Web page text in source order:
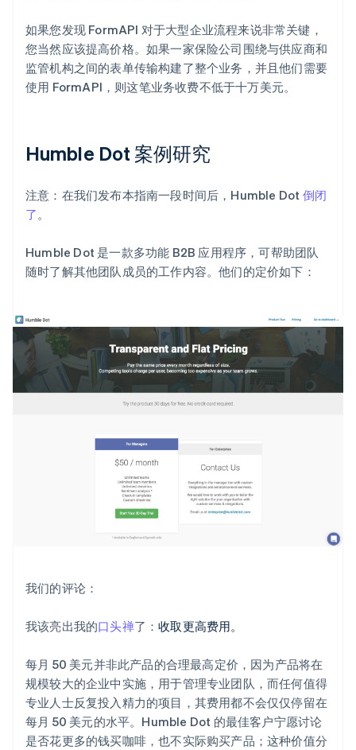
如果您发现 FormAPI 对于大型企业流程来说非常关键，
您当然应该提高价格。如果一家保险公司围绕与供应商和
监管机构之间的表单传输构建了整个业务，并且他们需要
使用 FormAPI，则这笔业务收费不低于十万美元。
Humble Dot 案例研究
注意：在我们发布本指南一段时间后，Humble Dot 倒闭
了 。
Humble Dot 是一款多功能 B2B 应用程序，可帮助团队
随时了解其他团队成员的工作内容。他们的定价如下：
我们的评论：
我该亮出我的口头禅了：收取更高费用。
每月 50 美元并非此产品的合理最高定价，因为产品将在
规模较大的企业中实施，用于管理专业团队，而任何值得
专业人士反复投入精力的项目，其费用都不会仅仅停留在
每月 50 美元的水平。Humble Dot 的最佳客户宁愿讨论
是否花更多的钱买咖啡，也不实际购买产品；这种价值分